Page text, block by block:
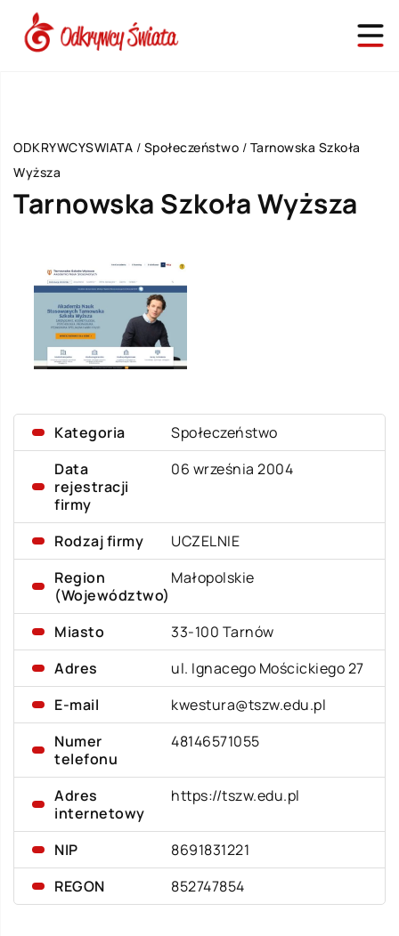
ODKRYWCYSWIATA / Społeczeństwo / Tarnowska Szkoła
Wyższa
Tarnowska Szkoła Wyższa
Kategoria
Społeczeństwo
Data
rejestracji
firmy
06 września 2004
Rodzaj firmy
UCZELNIE
Region
(Województwo)
Małopolskie
Miasto
33-100 Tarnów
Adres
ul. Ignacego Mościckiego 27
E-mail
kwestura@tszw.edu.pl
Numer
telefonu
48146571055
Adres
internetowy
https://tszw.edu.pl
NIP
8691831221
REGON
852747854